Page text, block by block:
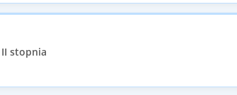
II stopnia